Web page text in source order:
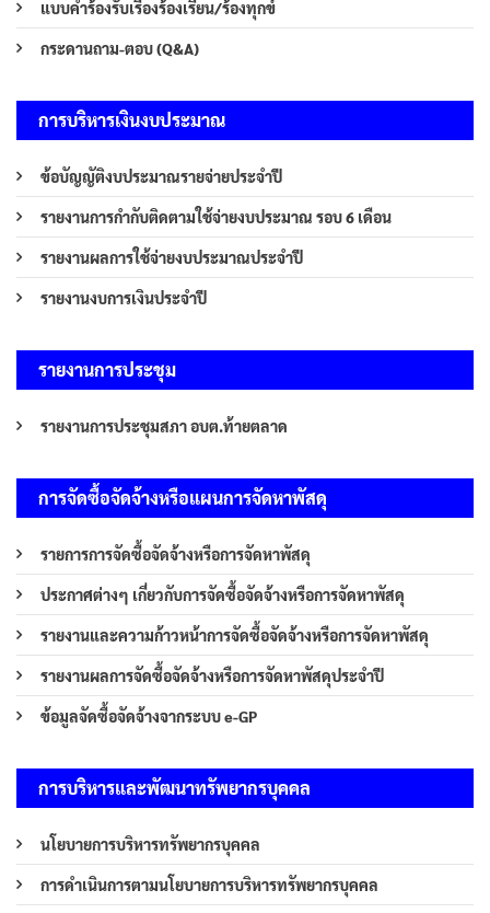
แบบคำร้องรับเรื่องร้องเรียน/ร้องทุกข์
กระดานถาม-ตอบ (Q&A)
การบริหารเงินงบประมาณ
ข้อบัญญัติงบประมาณรายจ่ายประจำปี
รายงานการกำกับติดตามใช้จ่ายงบประมาณ รอบ 6 เดือน
รายงานผลการใช้จ่ายงบประมาณประจำปี
รายงานงบการเงินประจำปี
รายงานการประชุม
รายงานการประชุมสภา อบต.ท้ายตลาด
การจัดซื้อจัดจ้างหรือแผนการจัดหาพัสดุ
รายการการจัดซื้อจัดจ้างหรือการจัดหาพัสดุ
ประกาศต่างๆ เกี่ยวกับการจัดซื้อจัดจ้างหรือการจัดหาพัสดุ
รายงานและความก้าวหน้าการจัดซื้อจัดจ้างหรือการจัดหาพัสดุ
รายงานผลการจัดซื้อจัดจ้างหรือการจัดหาพัสดุประจำปี
ข้อมูลจัดซื้อจัดจ้างจากระบบ e-GP
การบริหารและพัฒนาทรัพยากรบุคคล
นโยบายการบริหารทรัพยากรบุคคล
การดำเนินการตามนโยบายการบริหารทรัพยากรบุคคล